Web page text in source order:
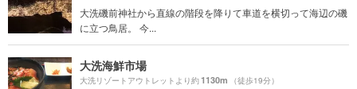
大洗磯前神社から直線の階段を降りて車道を横切って海辺の磯
に立つ鳥居。 今...
大洗海鮮市場
大洗リゾートアウトレットより約1130m （徒歩19分）